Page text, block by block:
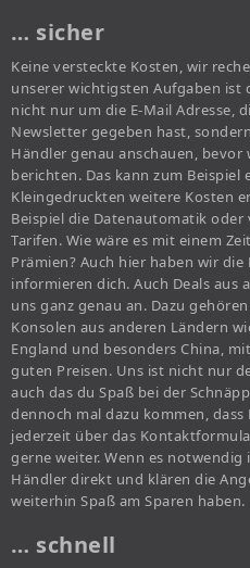
… sicher
Keine versteckte Kosten, wir
unserer wichtigsten Aufgaben ist
nicht nur um die E-Mail Adresse,
Newsletter gegeben hast,
Händler genau anschauen, bevor
berichten. Das kann zum
Kleingedruckten weitere Kosten
Beispiel die Datenautomatik
Tarifen. Wie wäre es mit einem
Prämien? Auch hier haben wir
informieren dich. Auch Deals aus
uns ganz genau an. Dazu
Konsolen aus anderen Ländern
England und besonders China,
guten Preisen. Uns ist nicht nur
auch das du Spaß bei der
dennoch mal dazu kommen,
jederzeit über das
gerne weiter. Wenn es
Händler direkt und klären die
weiterhin Spaß am Sparen haben.
… schnell